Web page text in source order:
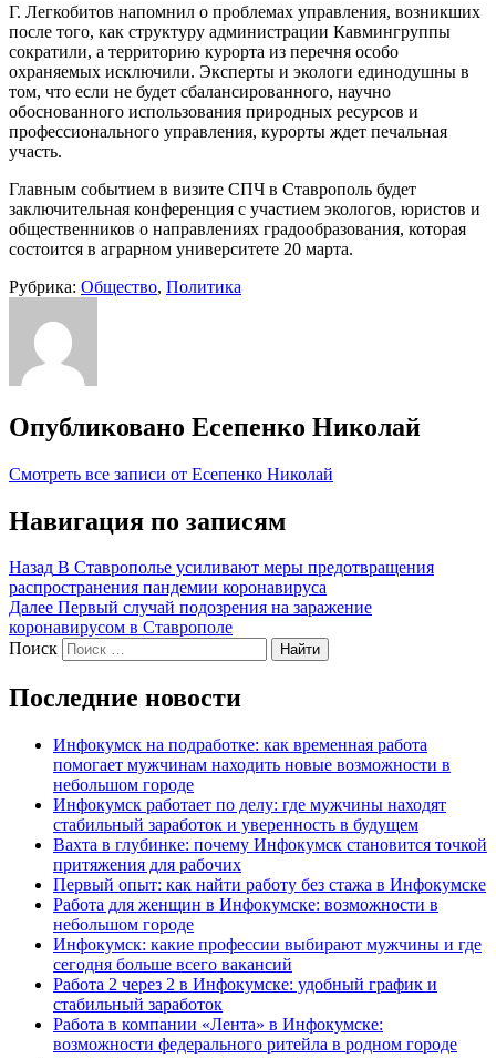
Г. Легкобитов напомнил о проблемах управления, возникших
после того, как структуру администрации Кавмингруппы
сократили, а территорию курорта из перечня особо
охраняемых исключили. Эксперты и экологи единодушны в
том, что если не будет сбалансированного, научно
обоснованного использования природных ресурсов и
профессионального управления, курорты ждет печальная
участь.
Главным событием в визите СПЧ в Ставрополь будет
заключительная конференция с участием экологов, юристов и
общественников о направлениях градообразования, которая
состоится в аграрном университете 20 марта.
Рубрика: Общество, Политика
Опубликовано Есепенко Николай
Смотреть все записи от Есепенко Николай
Навигация по записям
Назад В Ставрополье усиливают меры предотвращения
распространения пандемии коронавируса
Далее Первый случай подозрения на заражение
коронавирусом в Ставрополе
Поиск
Найти
Последние новости
Инфокумск на подработке: как временная работа
помогает мужчинам находить новые возможности в
небольшом городе
Инфокумск работает по делу: где мужчины находят
стабильный заработок и уверенность в будущем
Вахта в глубинке: почему Инфокумск становится точкой
притяжения для рабочих
Первый опыт: как найти работу без стажа в Инфокумске
Работа для женщин в Инфокумске: возможности в
небольшом городе
Инфокумск: какие профессии выбирают мужчины и где
сегодня больше всего вакансий
Работа 2 через 2 в Инфокумске: удобный график и
стабильный заработок
Работа в компании «Лента» в Инфокумске:
возможности федерального ритейла в родном городе